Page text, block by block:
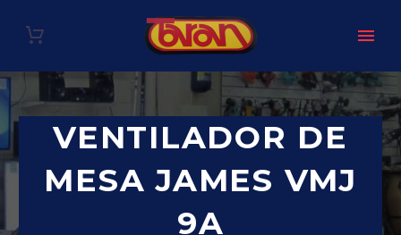
VENTILADOR DE
MESA JAMES VMJ
9A